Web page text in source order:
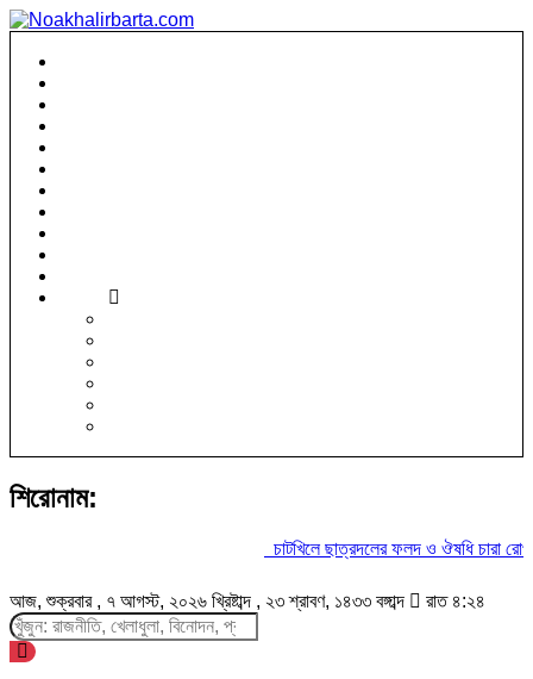
শিরোনাম:
চাটখিলে ছাত্রদলের ফলদ ও ঔষধি চারা রোপণ
আজ, শুক্রবার , ৭ আগস্ট, ২০২৬ খ্রিষ্টাব্দ , ২৩ শ্রাবণ, ১৪৩৩ বঙ্গাব্দ রাত ৪:২৪